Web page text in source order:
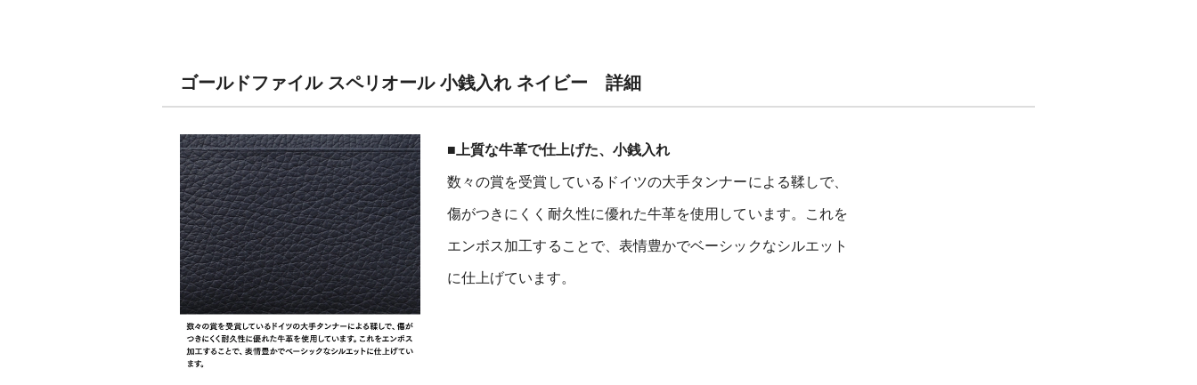
ゴールドファイル スペリオール 小銭入れ ネイビー 詳細
■上質な牛革で仕上げた、小銭入れ
数々の賞を受賞しているドイツの大手タンナーによる鞣しで、
傷がつきにくく耐久性に優れた牛革を使用しています。これを
エンボス加工することで、表情豊かでベーシックなシルエット
に仕上げています。